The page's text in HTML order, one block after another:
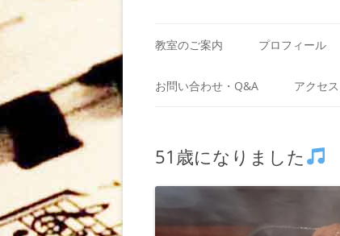
教室のご案内
うえまつ音楽教室が選ばれる理由
利用規約
プロフィール
お問い合わせ・Q&A アクセス
51歳になりました